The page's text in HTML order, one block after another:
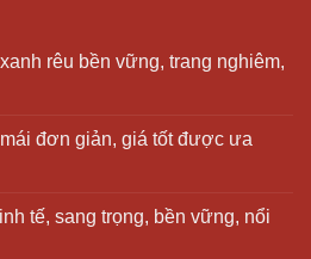
rêu bền vững, trang nghiêm,
đơn giản, giá tốt được ưa
tế, sang trọng, bền vững, nổi